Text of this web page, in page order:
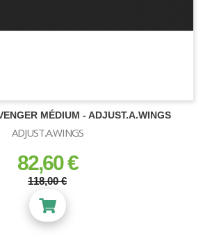
MÉDIUM - ADJUST.A.WINGS
ADJUST.A.WINGS
prix
82,60 €prix régulier
118,00 €